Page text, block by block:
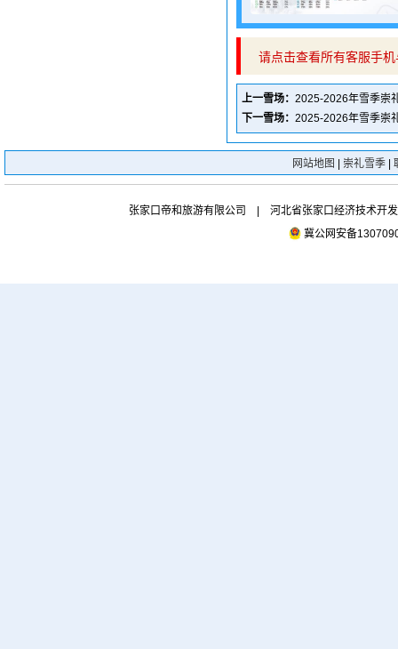
请点击查看所有客服手
上一雪场： 2025-2026年雪季崇
下一雪场： 2025-2026年雪季崇
网站地图 崇礼雪季|
张家口帝和旅游有限公司 | 河北省张家口经济技术开
冀公网安备